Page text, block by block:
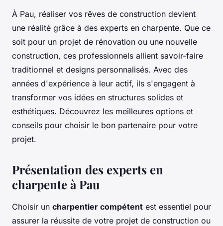
À Pau, réaliser vos rêves de construction devient
une réalité grâce à des experts en charpente. Que ce
soit pour un projet de rénovation ou une nouvelle
construction, ces professionnels allient savoir-faire
traditionnel et designs personnalisés. Avec des
années d'expérience à leur actif, ils s'engagent à
transformer vos idées en structures solides et
esthétiques. Découvrez les meilleures options et
conseils pour choisir le bon partenaire pour votre
projet.
Présentation des experts en
charpente à Pau
Choisir un charpentier compétent est essentiel pour
assurer la réussite de votre projet de construction ou